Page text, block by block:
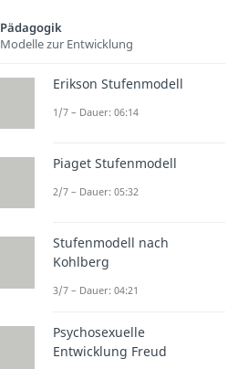
Pädagogik
Modelle zur Entwicklung
Erikson Stufenmodell
1/7 – Dauer: 06:14
Piaget Stufenmodell
2/7 – Dauer: 05:32
Stufenmodell nach
Kohlberg
3/7 – Dauer: 04:21
Psychosexuelle
Entwicklung Freud